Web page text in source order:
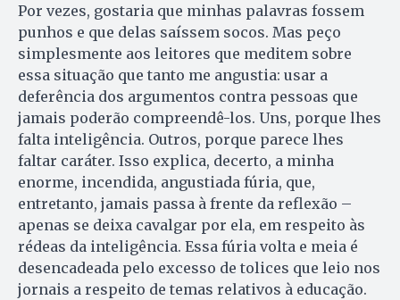
Por vezes, gostaria que minhas palavras fossem
punhos e que delas saíssem socos. Mas peço
simplesmente aos leitores que meditem sobre
essa situação que tanto me angustia: usar a
deferência dos argumentos contra pessoas que
jamais poderão compreendê-los. Uns, porque lhes
falta inteligência. Outros, porque parece lhes
faltar caráter. Isso explica, decerto, a minha
enorme, incendida, angustiada fúria, que,
entretanto, jamais passa à frente da reflexão –
apenas se deixa cavalgar por ela, em respeito às
rédeas da inteligência. Essa fúria volta e meia é
desencadeada pelo excesso de tolices que leio nos
jornais a respeito de temas relativos à educação.